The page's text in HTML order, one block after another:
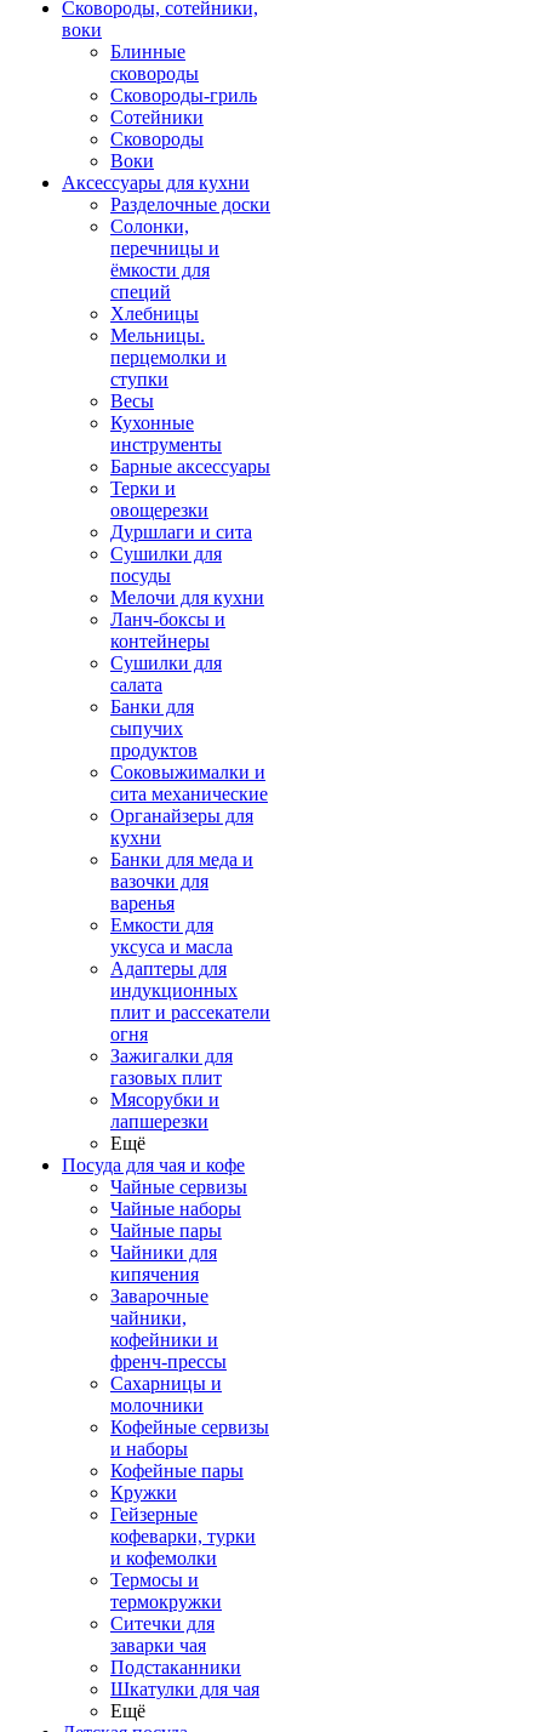
Сковороды, сотейники,
воки
Блинные
сковороды
Сковороды-гриль
Сотейники
Сковороды
Воки
Аксессуары для кухни
Разделочные доски
Солонки,
перечницы и
ёмкости для
специй
Хлебницы
Мельницы.
перцемолки и
ступки
Весы
Кухонные
инструменты
Барные аксессуары
Терки и
овощерезки
Дуршлаги и сита
Сушилки для
посуды
Мелочи для кухни
Ланч-боксы и
контейнеры
Сушилки для
салата
Банки для
сыпучих
продуктов
Соковыжималки и
сита механические
Органайзеры для
кухни
Банки для меда и
вазочки для
варенья
Емкости для
уксуса и масла
Адаптеры для
индукционных
плит и рассекатели
огня
Зажигалки для
газовых плит
Мясорубки и
лапшерезки
Ещё
Посуда для чая и кофе
Чайные сервизы
Чайные наборы
Чайные пары
Чайники для
кипячения
Заварочные
чайники,
кофейники и
френч-прессы
Сахарницы и
молочники
Кофейные сервизы
и наборы
Кофейные пары
Кружки
Гейзерные
кофеварки, турки
и кофемолки
Термосы и
термокружки
Ситечки для
заварки чая
Подстаканники
Шкатулки для чая
Ещё